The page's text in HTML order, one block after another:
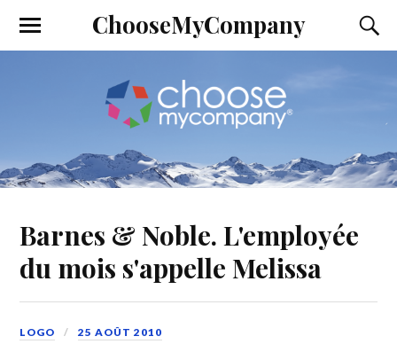
ChooseMyCompany
Barnes & Noble. L'employée
du mois s'appelle Melissa
LOGO 25 AOÛT 2010